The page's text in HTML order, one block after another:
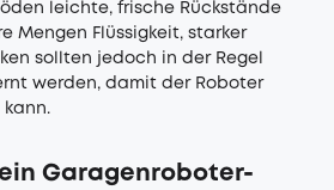
leichte, frische Rückstände
Mengen Flüssigkeit, starker
sollten jedoch in der Regel
werden, damit der Roboter
kann.
Garagenroboter-